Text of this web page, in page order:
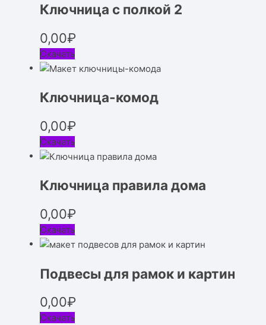
Ключница с полкой 2
0,00₽
Скачать
Ключница-комод
0,00₽
Скачать
Ключница правила дома
0,00₽
Скачать
Подвесы для рамок и картин
0,00₽
Скачать